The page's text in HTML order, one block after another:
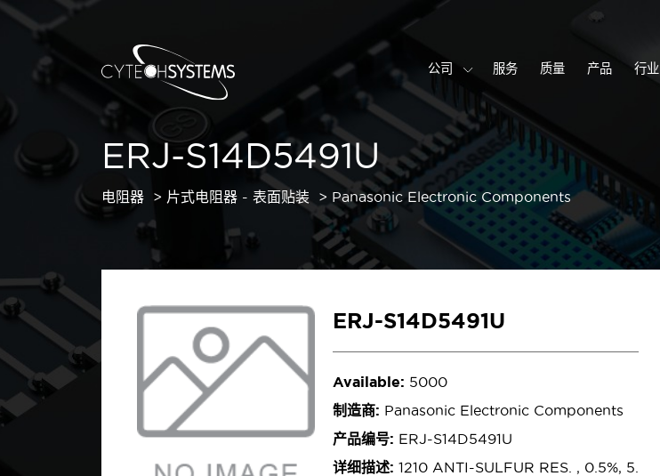
公司 服务 质量 产品 行业
ERJ-S14D5491U
电阻器 片式电阻器 - 表面贴装 Panasonic Electronic Components
ERJ-S14D5491U
Available: 5000
制造商: Panasonic Electronic Components
产品编号: ERJ-S14D5491U
详细描述: 1210 ANTI-SULFUR RES. , 0.5%, 5.